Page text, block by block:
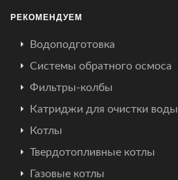
РЕКОМЕНДУЕМ
Водоподготовка
Системы обратного осмоса
Фильтры-колбы
Катриджи для очистки воды
Котлы
Твердотопливные котлы
Газовые котлы